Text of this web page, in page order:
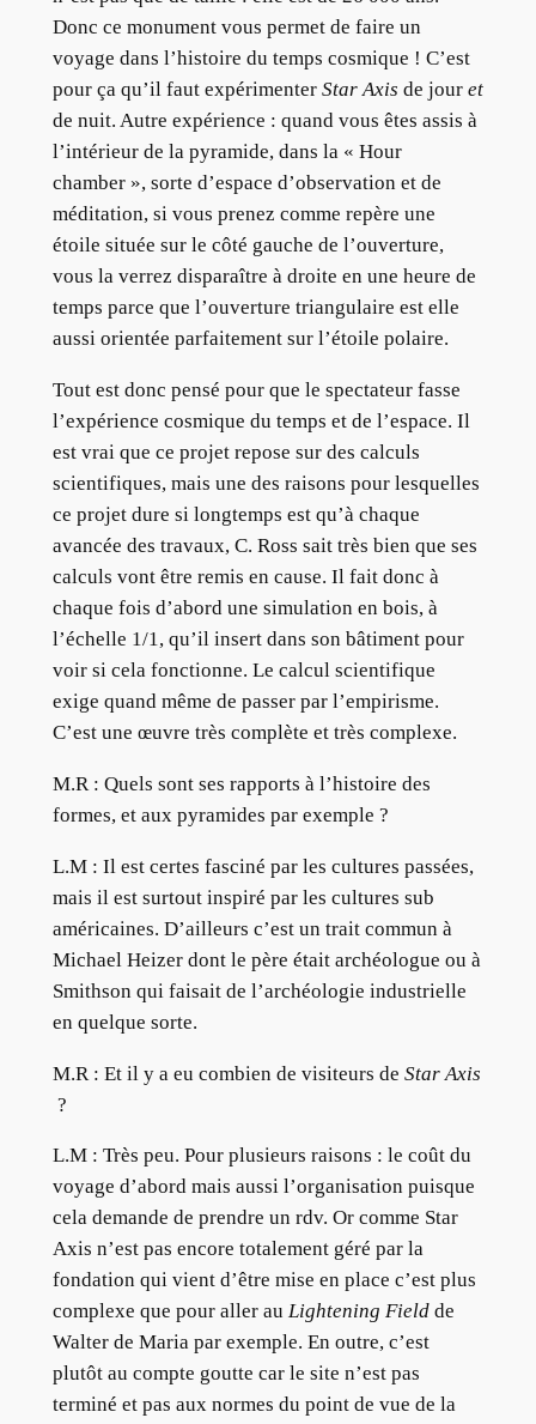
Donc ce monument vous permet de faire un
voyage dans l’histoire du temps cosmique ! C’est
pour ça qu’il faut expérimenter Star Axis de jour et
de nuit. Autre expérience : quand vous êtes assis à
l’intérieur de la pyramide, dans la « Hour
chamber », sorte d’espace d’observation et de
méditation, si vous prenez comme repère une
étoile située sur le côté gauche de l’ouverture,
vous la verrez disparaître à droite en une heure de
temps parce que l’ouverture triangulaire est elle
aussi orientée parfaitement sur l’étoile polaire.
Tout est donc pensé pour que le spectateur fasse
l’expérience cosmique du temps et de l’espace. Il
est vrai que ce projet repose sur des calculs
scientifiques, mais une des raisons pour lesquelles
ce projet dure si longtemps est qu’à chaque
avancée des travaux, C. Ross sait très bien que ses
calculs vont être remis en cause. Il fait donc à
chaque fois d’abord une simulation en bois, à
l’échelle 1/1, qu’il insert dans son bâtiment pour
voir si cela fonctionne. Le calcul scientifique
exige quand même de passer par l’empirisme.
C’est une œuvre très complète et très complexe.
M.R : Quels sont ses rapports à l’histoire des
formes, et aux pyramides par exemple ?
L.M : Il est certes fasciné par les cultures passées,
mais il est surtout inspiré par les cultures sub
américaines. D’ailleurs c’est un trait commun à
Michael Heizer dont le père était archéologue ou à
Smithson qui faisait de l’archéologie industrielle
en quelque sorte.
M.R : Et il y a eu combien de visiteurs de Star Axis
?
L.M : Très peu. Pour plusieurs raisons : le coût du
voyage d’abord mais aussi l’organisation puisque
cela demande de prendre un rdv. Or comme Star
Axis n’est pas encore totalement géré par la
fondation qui vient d’être mise en place c’est plus
complexe que pour aller au Lightening Fieldde
Walter de Maria par exemple. En outre, c’est
plutôt au compte goutte car le site n’est pas
terminé et pas aux normes du point de vue de la